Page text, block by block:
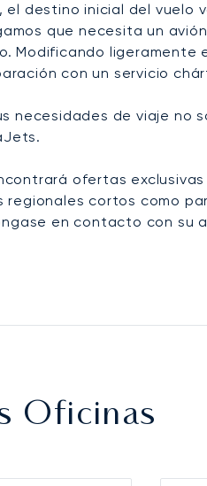
el destino inicial del
que necesita un
Modificando ligeramente
con un servicio
necesidades de viaje no
ofertas
cortos como
en contacto con su
Oficinas